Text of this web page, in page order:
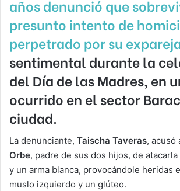
años denunció que
presunto intento de
perpetrado por su
sentimental durante la
del Día de las Madres, en
ocurrido en el sector
ciudad.
La denunciante, Taischa Taveras, acusó
Orbe, padre de sus dos hijos, de
y un arma blanca, provocándole heridas
muslo izquierdo y un glúteo.